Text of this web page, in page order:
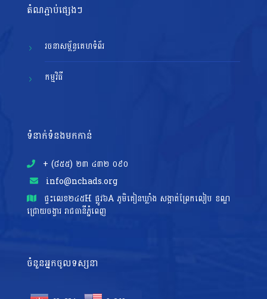
តំណភ្ជាប់ផ្សេងៗ
រចនាសម្ព័ន្ធគេហទំព័រ
កម្មវិធី
ទំនាក់ទំនងមកកាន់
+ (៨៥៥)​ ២៣​ ៤៣២ ០៩០
info@nchads.org
ផ្ទះ​លេខ២៤៥H ផ្លូវ៦A ភូមិគៀនឃ្លាំង សង្កាត់ព្រែកលៀប ខណ្ឌ
ជ្រោយចង្វារ រាជធានីភ្នំពេញ
ចំនួនអ្នកចូលទស្សនា